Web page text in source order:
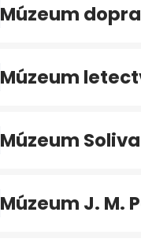
Múzeum
Múzeum
Múzeum
Múzeum J. M.